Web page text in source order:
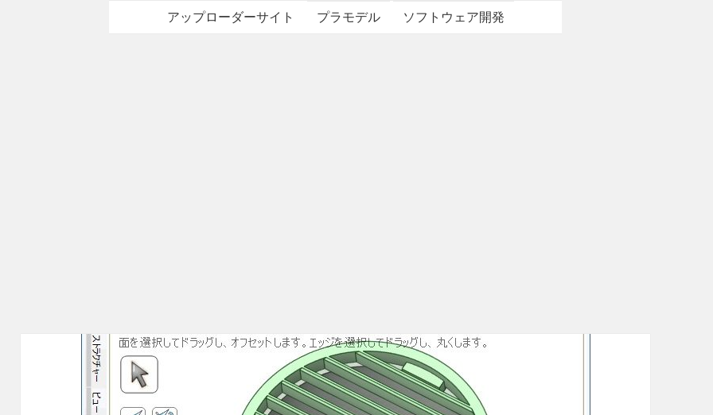
アップローダーサイト プラモデル ソフトウェア開発